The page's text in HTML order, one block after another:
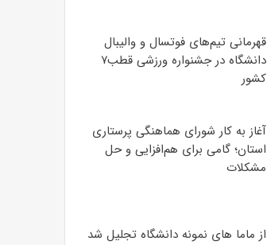
قهرمانی تیم‌های فوتسال و والیبال
دانشگاه در جشنواره ورزشی قطب۷
کشور
آغاز به کار شورای هماهنگی پرستاری
استان؛ گامی برای هم‌افزایی و حل
مشکلات
از ماما های نمونه دانشگاه تجلیل شد